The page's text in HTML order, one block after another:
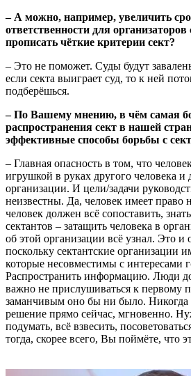
– А можно, например, увеличить
ответственности для
прописать чёткие критерии сект?
– Это не поможет. Суды будут
если секта выиграет суд, то к ней
подберёшься.
– По Вашему мнению, в чём самая
распространения сект в нашей
эффективные способы борьбы с
– Главная опасность в том, что
игрушкой в руках другого человека и
организации. И цели/задачи
неизвестны. Да, человек имеет
человек должен всё сопоставить,
сектантов – затащить человека в
об этой организации всё узнал. Это и
поскольку сектантские организации
которые несовместимы с интересами
Распространить информацию. Люди
важно не прислушиваться к первому
заманчивым оно бы ни было. Никогда
решение прямо сейчас, мгновенно.
подумать, всё взвесить,
тогда, скорее всего, Вы поймёте, что